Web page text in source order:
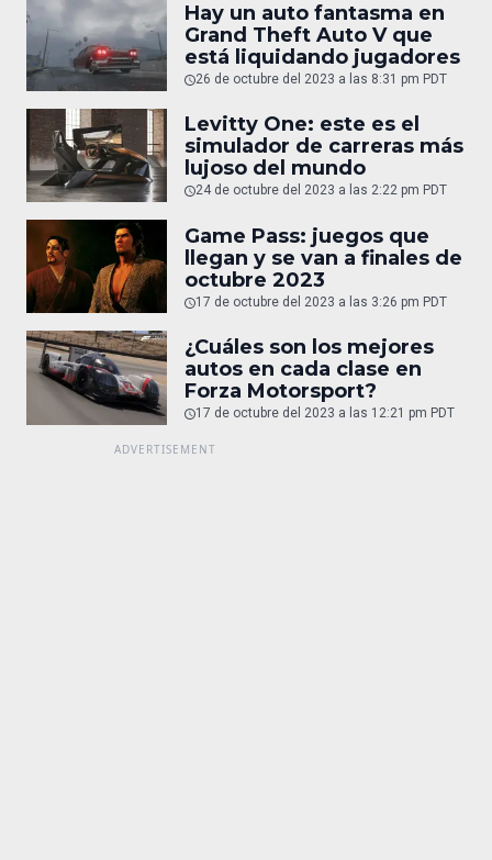
Hay un auto fantasma en
Grand Theft Auto V que
está liquidando jugadores
26 de octubre del 2023 a las 8:31 pm PDT
Levitty One: este es el
simulador de carreras más
lujoso del mundo
24 de octubre del 2023 a las 2:22 pm PDT
Game Pass: juegos que
llegan y se van a finales de
octubre 2023
17 de octubre del 2023 a las 3:26 pm PDT
¿Cuáles son los mejores
autos en cada clase en
Forza Motorsport?
17 de octubre del 2023 a las 12:21 pm PDT